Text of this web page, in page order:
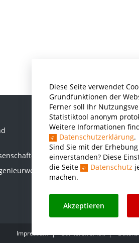
Diese Seite verwendet
Grundfunktionen der
Ferner soll Ihr
Statistiktool anonym
Weitere Informationen
Datenschutzerklärung.
Sind Sie mit der
einverstanden? Diese
die Seite
Datenschutz
machen.
Akzeptieren
Informatik und
Kunststofftechnik und
Maschinenbau
THWS Business School
Impressum Barrierefreiheit